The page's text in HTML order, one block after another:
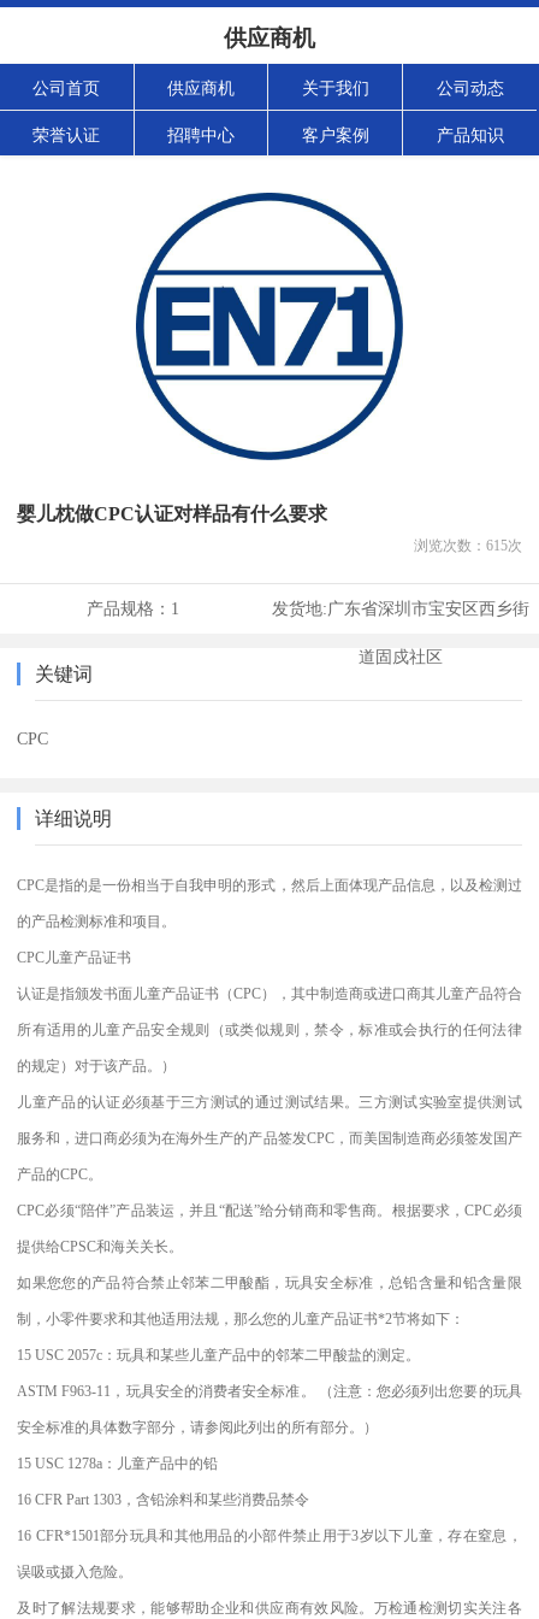
供应商机
公司首页 供应商机 关于我们 公司动态
荣誉认证 招聘中心 客户案例 产品知识
婴儿枕做CPC认证对样品有什么要求
浏览次数： 615次
产品规格： 1 发货地:广东省深圳市宝安区西乡街
道固戍社区
关键词
CPC
详细说明
CPC是指的是一份相当于自我申明的形式，然后上面体现产品信息，以及检测过
的产品检测标准和项目。
CPC儿童产品证书
认证是指颁发书面儿童产品证书（CPC），其中制造商或进口商其儿童产品符合
所有适用的儿童产品安全规则（或类似规则，禁令，标准或会执行的任何法律
的规定）对于该产品。）
儿童产品的认证必须基于三方测试的通过测试结果。三方测试实验室提供测试
服务和，进口商必须为在海外生产的产品签发CPC，而美国制造商必须签发国产
产品的CPC。
CPC必须“陪伴”产品装运，并且“配送”给分销商和零售商。根据要求，CPC必须
提供给CPSC和海关关长。
如果您您的产品符合禁止邻苯二甲酸酯，玩具安全标准，总铅含量和铅含量限
制，小零件要求和其他适用法规，那么您的儿童产品证书*2节将如下：
15 USC 2057c：玩具和某些儿童产品中的邻苯二甲酸盐的测定。
ASTM F963-11，玩具安全的消费者安全标准。 （注意：您必须列出您要的玩具
安全标准的具体数字部分，请参阅此列出的所有部分。）
15 USC 1278a：儿童产品中的铅
16 CFR Part 1303，含铅涂料和某些消费品禁令
16 CFR*1501部分玩具和其他用品的小部件禁止用于3岁以下儿童，存在窒息，
误吸或摄入危险。
及时了解法规要求，能够帮助企业和供应商有效风险。万检通检测切实关注各